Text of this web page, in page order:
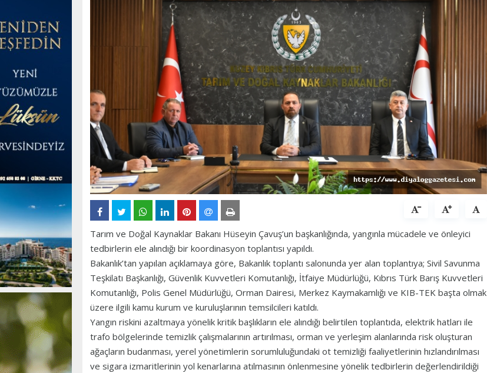
Tarım ve Doğal Kaynaklar Bakanı Hüseyin Çavuş’un başkanlığında, yangınla mücadele ve önleyici
tedbirlerin ele alındığı bir koordinasyon toplantısı yapıldı.
Bakanlık’tan yapılan açıklamaya göre, Bakanlık toplantı salonunda yer alan toplantıya; Sivil Savunma
Teşkilatı Başkanlığı, Güvenlik Kuvvetleri Komutanlığı, İtfaiye Müdürlüğü, Kıbrıs Türk Barış Kuvvetleri
Komutanlığı, Polis Genel Müdürlüğü, Orman Dairesi, Merkez Kaymakamlığı ve KIB-TEK başta olmak
üzere ilgili kamu kurum ve kuruluşlarının temsilcileri katıldı.
Yangın riskini azaltmaya yönelik kritik başlıkların ele alındığı belirtilen toplantıda, elektrik hatları ile
trafo bölgelerinde temizlik çalışmalarının artırılması, orman ve yerleşim alanlarında risk oluşturan
ağaçların budanması, yerel yönetimlerin sorumluluğundaki ot temizliği faaliyetlerinin hızlandırılması
ve sigara izmaritlerinin yol kenarlarına atılmasının önlenmesine yönelik tedbirlerin değerlendirildiği